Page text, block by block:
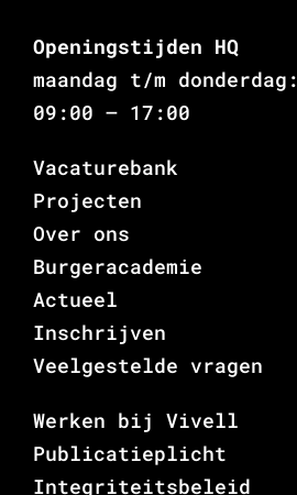
Openingstijden HQ
maandag t/m donderdag:
09:00 – 17:00
Vacaturebank
Projecten
Over ons
Burgeracademie
Actueel
Inschrijven
Veelgestelde vragen
Werken bij Vivell
Publicatieplicht
Integriteitsbeleid